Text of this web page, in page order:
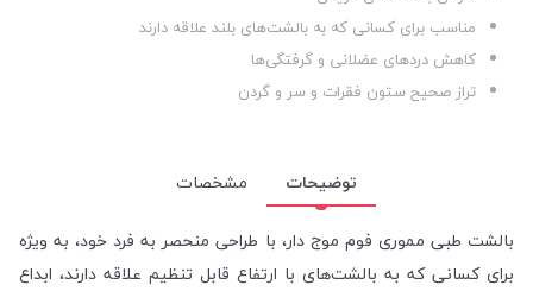
مناسب برای کسانی که به بالشت‌های بلند علاقه دارند
کاهش دردهای عضلانی و گرفتگی‌ها
تراز صحیح ستون فقرات و سر و گردن
توضیحات
مشخصات
بالشت طبی مموری فوم موج دار، با طراحی منحصر به فرد خود، به ویژه
برای کسانی که به بالشت‌های با ارتفاع قابل تنظیم علاقه دارند، ابداع